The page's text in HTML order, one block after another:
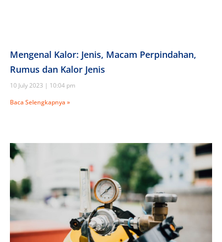
Mengenal Kalor: Jenis, Macam Perpindahan,
Rumus dan Kalor Jenis
10 July 2023
10:04 pm
Baca Selengkapnya »